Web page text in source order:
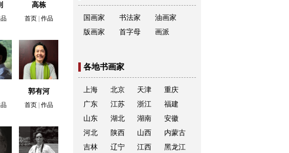
高栋
首页| 作品
郭有河
首页| 作品
国画家 书法家
油画家
版画家
首字母 画派
各地书画家
上海 北京 天津
重庆
广东
江苏 浙江
福建
山东
湖北 湖南
安徽
河北
陕西 山西
内蒙古
吉林
辽宁 江西
黑龙江